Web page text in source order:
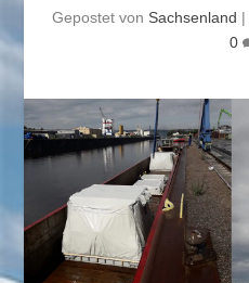
Gepostet von Sachsenland |
0